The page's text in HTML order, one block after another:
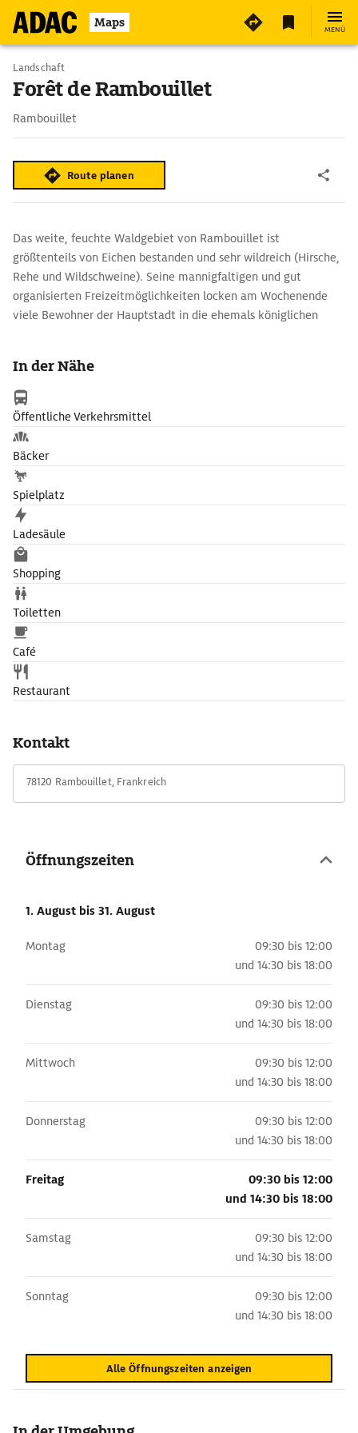
Maps MENÜ
Landschaft
Forêt de Rambouillet
Rambouillet
Route planen
Das weite, feuchte Waldgebiet von Rambouillet ist
größtenteils von Eichen bestanden und sehr wildreich (Hirsche,
Rehe und Wildschweine). Seine mannigfaltigen und gut
organisierten Freizeitmöglichkeiten locken am Wochenende
viele Bewohner der Hauptstadt in die ehemals königlichen
sowie Möglichkeiten für den Radsport (Informationen bei der
Touristinformation in Rambouillet, Place de la Libération).
In der Nähe
Öffentliche Verkehrsmittel
Bäcker
Spielplatz
Ladesäule
Shopping
Toiletten
Café
Restaurant
Kontakt
78120 Rambouillet, Frankreich
Öffnungszeiten
1. August bis 31. August
Montag
09:30 bis 12:00
und 14:30 bis 18:00
Dienstag
09:30 bis 12:00
und 14:30 bis 18:00
Mittwoch
09:30 bis 12:00
und 14:30 bis 18:00
Donnerstag
09:30 bis 12:00
und 14:30 bis 18:00
Freitag
09:30 bis 12:00
und 14:30 bis 18:00
Samstag
09:30 bis 12:00
und 14:30 bis 18:00
Sonntag
09:30 bis 12:00
und 14:30 bis 18:00
Alle Öffnungszeiten anzeigen